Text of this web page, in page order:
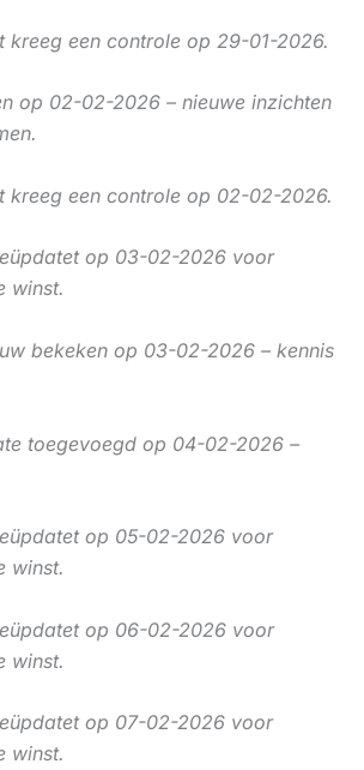
kreeg een controle op 29-01-2026.
op 02-02-2026 – nieuwe inzichten
kreeg een controle op 02-02-2026.
op 03-02-2026 voor
winst.
bekeken op 03-02-2026 – kennis
toegevoegd op 04-02-2026 –
op 05-02-2026 voor
winst.
op 06-02-2026 voor
winst.
op 07-02-2026 voor
winst.